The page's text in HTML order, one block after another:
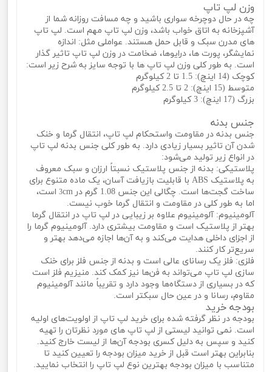
وزن لپ تاپ
چه در حال دوچرخه سواری باشید و چه مسافت روزانه شما از
آشپزخانه به اتاق خواب باشد، وزن لپ تاپ مهم است. لپ تاپ
های مدرن سبک و قابل حمل هستند. عواملی مثل: اندازه
نمایشگر، پورت‌ ها، درایوها، ضخامت در وزن لپ تاپ تاثیر گذار
است. به طور کلی وزن لپ تاپ‌ ها با توجه سایز به شرح زیر است:
کوچک (14 اینچ): 1.5 تا 2 کیلوگرم
متوسط ​​(15 اینچ): 2 تا 2.5 کیلوگرم
بزرگ (17 اینچ): 3 کیلوگرم
جنس بدنه
جنس بدنه در مقاومت واستحکام لپ تاپ، انتقال گرما و خنک
شدن آن تاثیر بسیار زیادی دارد. به طور کلی جنس بدنه لپ تاپ
در انواع زیر تولید می‌شود:
پلاستیکی: بدنه از جنس پلاستیک نسبتاً ارزان و سبک معروف
به پلاستیک ABS با قابلیت بازیافت آسان، یک ماده متنوع برای
ساخت گجت‌ها است. چگالی این جنس 1.08 گرم در
3 cm است،
اما به طور کلی در مقاومت و انتقال گرما خوب نیست.
آلومینیوم: آلومینیوم علاوه بر زیبایی در لپ تاپ در انتقال گرما
بهتر از پلاستیک است و مقاومت بیشتری دارد. آلومینیوم گرما را
از اجزای داخلی هدایت می‌کند و به آ‌ن‌ها اجازه می‌دهد بهتر و
سریع‌تر کار کنند.
فلزی: فلز یک رسانای عالی است و بدنه از جنس فلز برای خنک
سازی لپ تاپ می‌تواند به فن‌ها نیز کمک کند. منیزیم فلز است
که در بسیاری از دستگاه‌ها وجود دارد و تقریباً مانند آلومینیوم
مقاوم، رسانا و در عین حال سبکتر است.
بودجه خرید
بودجه در نظر گرفته شده برای خرید لپ تاپ از اولویت‌های اولیه
است. نمی‌ توانید لیستی از لپ تاپ‌ های مورد نظرتان را تهیه
کنید و سپس به دلیل کسری بودجه آن‌ها از لیست خارج کنید.
بنابراین بهتر است قبل از خرید میزان بودجه را تعیین کنید تا
متناسب با میزان بودجه بهترین نوع لپ تاپ را انتخاب نمایید.